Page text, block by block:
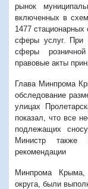
рынок
включенных в
1477 стационарных
сферы услуг. При
сферы
правовые акты
Глава Минпрома
обследование
улицах
показал, что все
подлежащих
Министр также
рекомендации
Минпрома Крыма,
округа, были